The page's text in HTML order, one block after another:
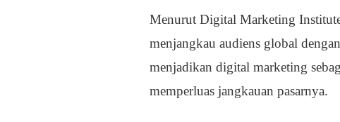
Menurut Digital Marketing
menjangkau audiens global
menjadikan digital marketing
memperluas jangkauan pasarnya.